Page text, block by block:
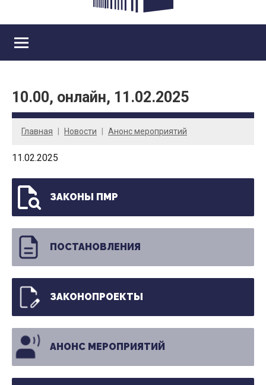
10.00, онлайн, 11.02.2025
Главная Новости Анонс мероприятий
11.02.2025
ЗАКОНЫ ПМР
ПОСТАНОВЛЕНИЯ
ЗАКОНОПРОЕКТЫ
АНОНС МЕРОПРИЯТИЙ